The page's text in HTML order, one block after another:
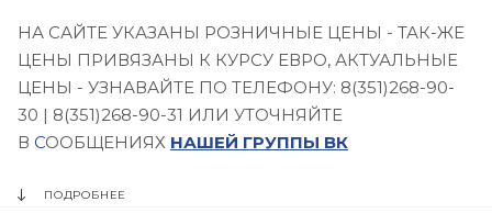
НА САЙТЕ УКАЗАНЫ РОЗНИЧНЫЕ ЦЕНЫ - ТАК-ЖЕ
ЦЕНЫ ПРИВЯЗАНЫ К КУРСУ ЕВРО, АКТУАЛЬНЫЕ
ЦЕНЫ - УЗНАВАЙТЕ ПО ТЕЛЕФОНУ: 8(351)268-90-
30 | 8(351)268-90-31 ИЛИ УТОЧНЯЙТЕ
В СООБЩЕНИЯХ НАШЕЙ ГРУППЫ ВК
ПОДРОБНЕЕ